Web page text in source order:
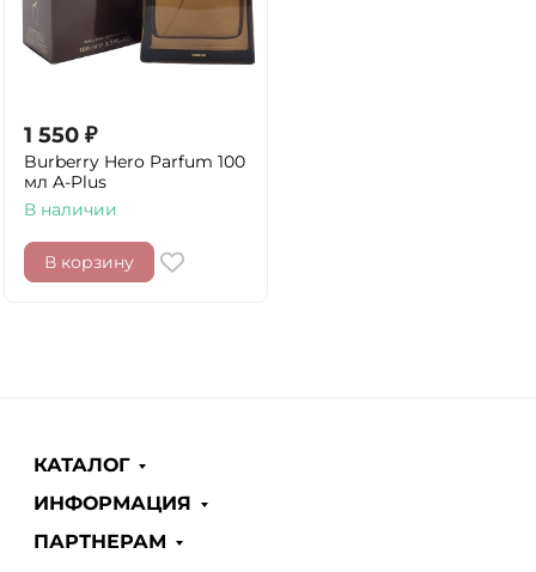
1 550 ₽
Burberry Hero Parfum 100
мл A-Plus
В наличии
В корзину
КАТАЛОГ
ИНФОРМАЦИЯ
ПАРТНЕРАМ